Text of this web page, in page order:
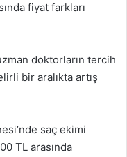
fiyat farkları
doktorların tercih
bir aralıkta artış
saç ekimi
TL arasında